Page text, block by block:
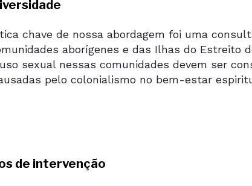
chave de nossa abordagem foi uma
aborígenes e das Ilhas do Estreito
sexual nessas comunidades devem ser
pelo colonialismo no bem-estar
de intervenção